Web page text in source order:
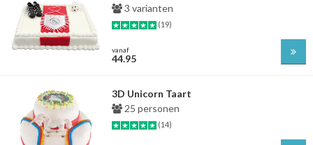
3 varianten
(19)
vanaf
44.95
3D Unicorn Taart
25 personen
(14)